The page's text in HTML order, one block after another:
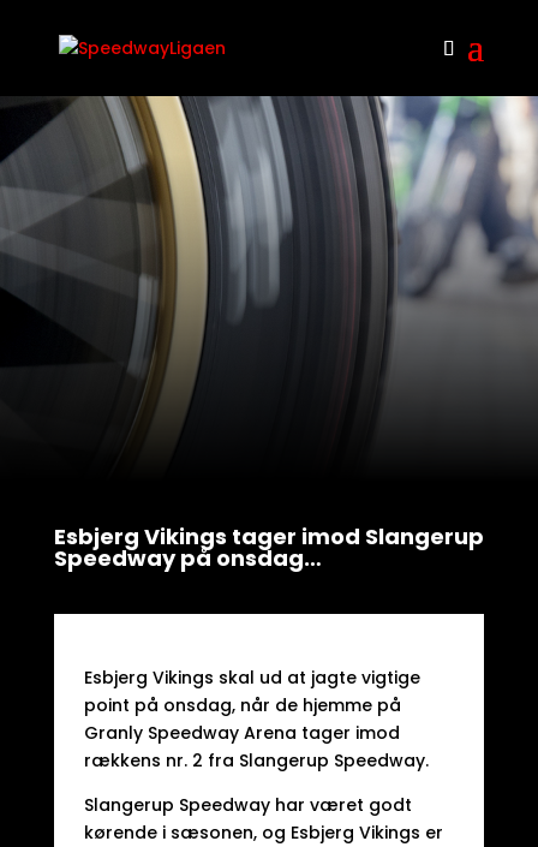
Esbjerg Vikings tager imod Slangerup
Speedway på onsdag…
Esbjerg Vikings skal ud at jagte vigtige
point på onsdag, når de hjemme på
Granly Speedway Arena tager imod
rækkens nr. 2 fra Slangerup Speedway.
Slangerup Speedway har været godt
kørende i sæsonen, og Esbjerg Vikings er